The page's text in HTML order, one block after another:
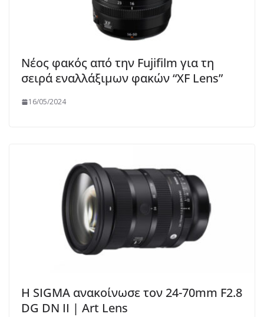
Νέος φακός από την Fujifilm για τη
σειρά εναλλάξιμων φακών “XF Lens”
16/05/2024
Η SIGMA ανακοίνωσε τον 24-70mm F2.8
DG DN II | Art Lens